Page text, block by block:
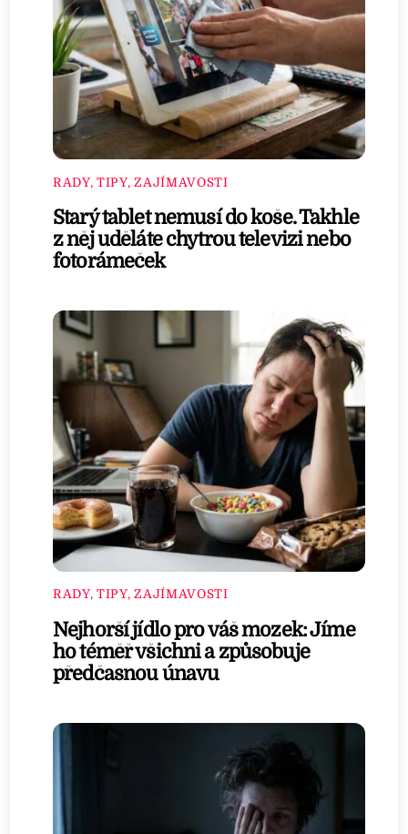
RADY, TIPY, ZAJÍMAVOSTI
Starý tablet nemusí do koše. Takhle
z něj uděláte chytrou televizi nebo
fotorámeček
RADY, TIPY, ZAJÍMAVOSTI
Nejhorší jídlo pro váš mozek: Jíme
ho téměř všichni a způsobuje
předčasnou únavu